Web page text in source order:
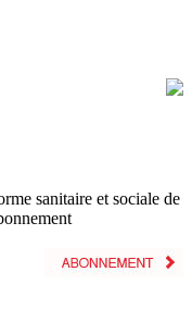
sanitaire et sociale de